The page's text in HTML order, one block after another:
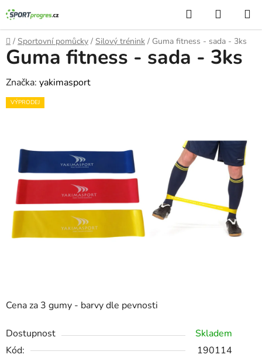
Přejít
na
obsah
Hledat
KOŠÍK
Domů
/ Sportovní pomůcky / Silový trénink / Guma fitness - sada - 3ks
Cena za 3 gumy - barvy dle pevnosti
Dostupnost
Skladem
Kód:
190114
Guma fitness - sada - 3ks
Značka: yakimasport
VÝPRODEJ